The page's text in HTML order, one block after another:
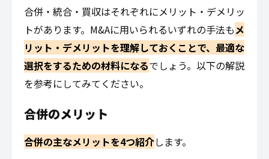
合併・統合・買収はそれぞれにメリット・デメリッ
トがあります。M&Aに用いられるいずれの手法もメ
リット・デメリットを理解しておくことで、最適な
選択をするための材料になるでしょう。以下の解説
を参考にしてみてください。
合併のメリット
合併の主なメリットを4つ紹介します。